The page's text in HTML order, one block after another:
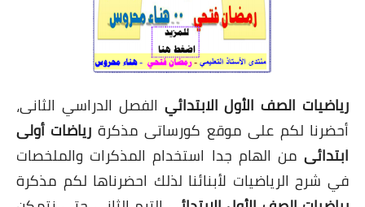
رياضيات الصف الأول الابتدائي الفصل الدراسي الثانى،
أحضرنا لكم على موقع كورساتى مذكرة رياضات أولى
ابتدائى من الهام جدا استخدام المذكرات والملخصات
في شرح الرياضيات لأبنائنا لذلك احضرناها لكم مذكرة